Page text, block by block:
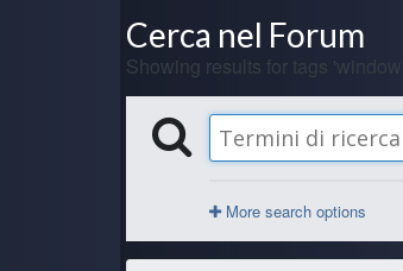
Cerca nel Forum
Showing results for tags
More search options